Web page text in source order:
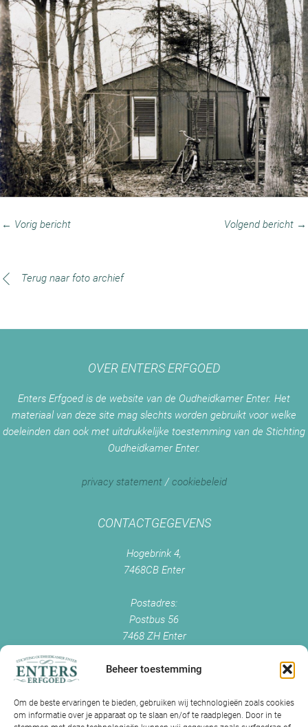
Beheer toestemming
Om de beste ervaringen te bieden, gebruiken wij technologieën zoals cookies
om informatie over je apparaat op te slaan en/of te raadplegen. Door in te
← Vorig bericht Volgend bericht →
Terug naar foto archief
OVER ENTERS ERFGOED
Enters Erfgoed is de website van de Oudheidkamer Enter. Het
materiaal van deze site mag slechts worden gebruikt voor welke
doeleinden dan ook met uitdrukkelijke toestemming van de Stichting
Oudheidkamer Enter.
privacy statement/cookiebeleid
CONTACTGEGEVENS
Hogebrink 4,
7468CB Enter
Postadres:
Postbus 56
7468 ZH Enter
info@enterserfgoed.nl
IK HEB OUDE FOTO'S